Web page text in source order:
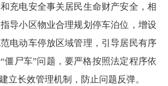
充电安全事关居民生命财产安全，相
导小区物业合理规划停车泊位，增设
电动车停放区域管理，引导居民有序
僵尸车”问题，要严格按照法定程序依
立长效管理机制，防止问题反弹。